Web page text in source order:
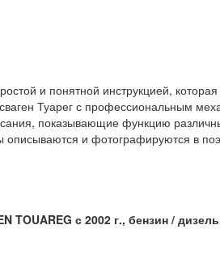
и понятной инструкцией,
Туарег с профессиональным
показывающие функцию
описываются и фотографируются в
TOUAREG с 2002 г., бензин /